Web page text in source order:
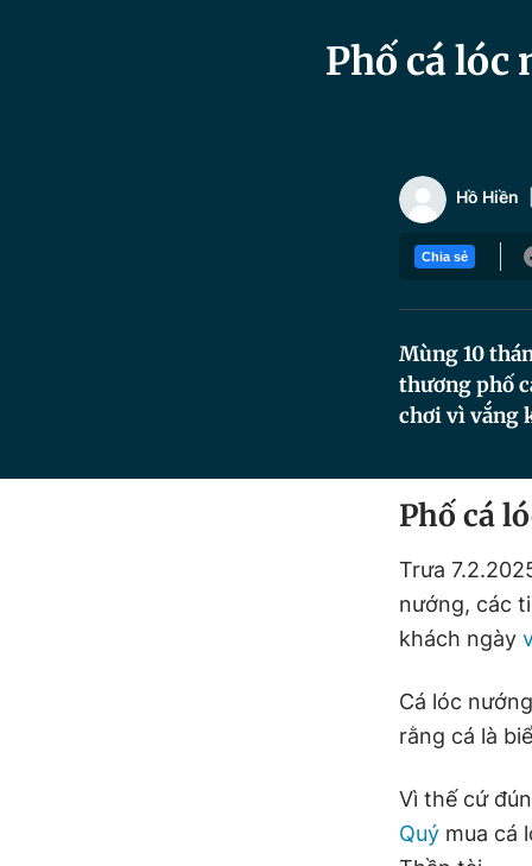
Phố cá
Hồ Hiền
Chia sẻ
Mùng 10
thương phố
chơi vì vắng
Phố cá
Trưa
nướng, các
khách ngày
Cá lóc
rằng cá là
Vì thế cứ
Quý mua cá